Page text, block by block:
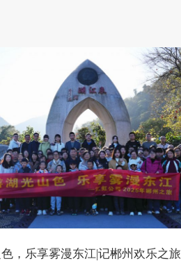
，乐享雾漫东江|记郴州欢乐之旅